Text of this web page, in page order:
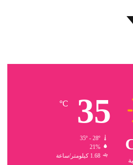
35
℃
35º - 28º
21%
1.68 كيلومتر/ساعة